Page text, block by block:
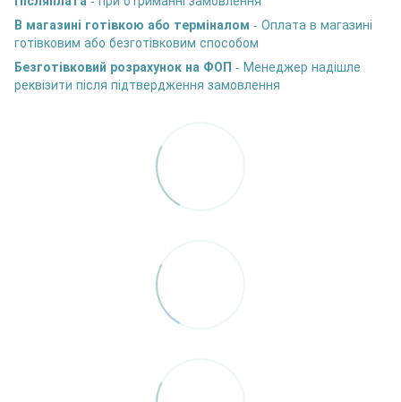
В магазині готівкою або терміналом - Оплата в магазині
готівковим або безготівковим способом
Безготівковий розрахунок на ФОП - Менеджер надішле
реквізити після підтвердження замовлення